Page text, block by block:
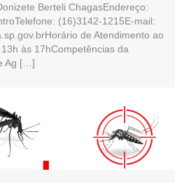
Berteli ChagasEndereço:
(16)3142-1215E-mail:
de Atendimento ao
às 17hCompetências da
Ag […]